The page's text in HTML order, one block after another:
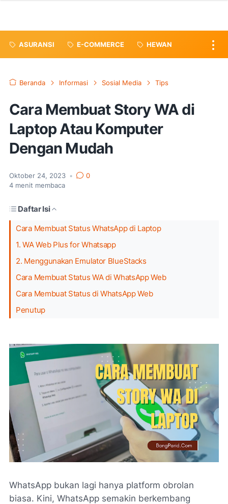
ASURANSI E-COMMERCE HEWAN
Beranda Informasi Sosial Media Tips
Cara Membuat Story WA di
Laptop Atau Komputer
Dengan Mudah
Oktober 24, 2023 •
0
4 menit membaca
Daftar Isi
Cara Membuat Status WhatsApp di Laptop
1. WA Web Plus for Whatsapp
2. Menggunakan Emulator BlueStacks
Cara Membuat Status WA di WhatsApp Web
Cara Membuat Status di WhatsApp Web
Penutup
WhatsApp bukan lagi hanya platform obrolan
biasa. Kini, WhatsApp semakin berkembang